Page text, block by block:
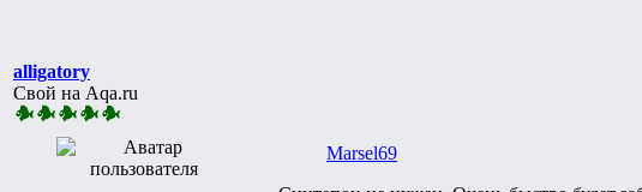
alligatory
Свой на Aqa.ru
Marsel69